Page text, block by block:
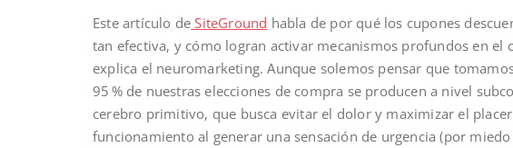
Este artículo de SiteGround habla de por qué los cupones
tan efectiva, y cómo logran activar mecanismos profundos en el
explica el neuromarketing. Aunque solemos pensar que
95 % de nuestras elecciones de compra se producen a nivel
cerebro primitivo, que busca evitar el dolor y maximizar el
funcionamiento al generar una sensación de urgencia (por